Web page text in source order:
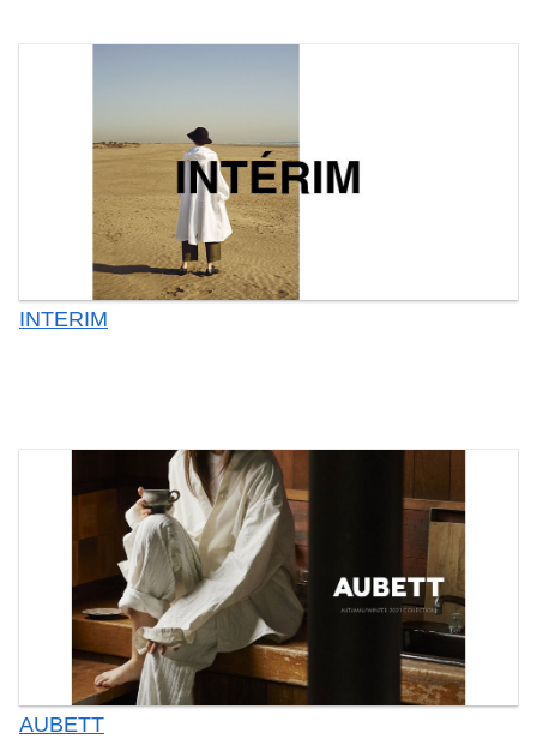
INTERIM
AUBETT